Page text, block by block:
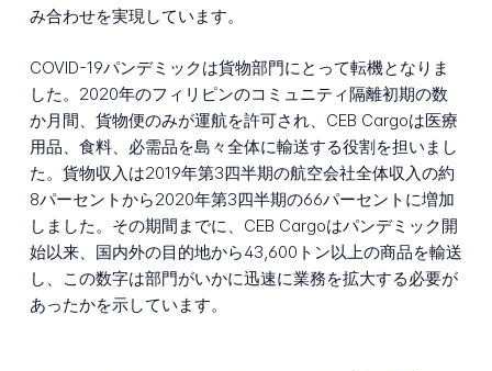
み合わせを実現しています。
COVID-19パンデミックは貨物部門にとって転機となりま
した。2020年のフィリピンのコミュニティ隔離初期の数
か月間、貨物便のみが運航を許可され、CEB Cargoは医療
用品、食料、必需品を島々全体に輸送する役割を担いまし
た。貨物収入は2019年第3四半期の航空会社全体収入の約
8パーセントから2020年第3四半期の66パーセントに増加
しました。その期間までに、CEB Cargoはパンデミック開
始以来、国内外の目的地から43,600トン以上の商品を輸送
し、この数字は部門がいかに迅速に業務を拡大する必要が
あったかを示しています。